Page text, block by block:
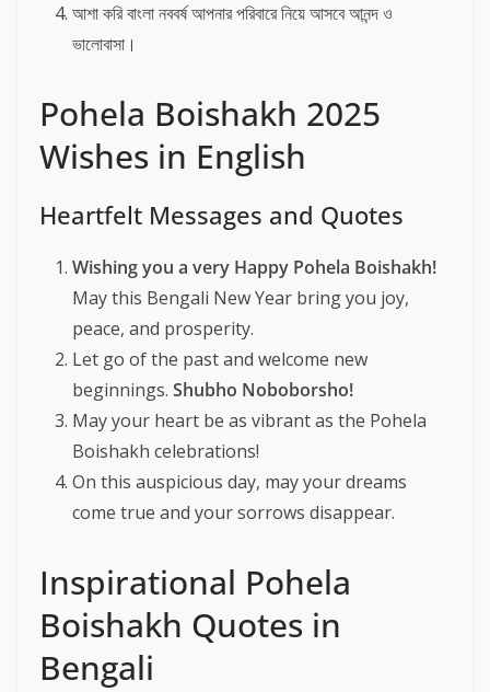
আশা করি বাংলা নববর্ষ আপনার পরিবারে নিয়ে আসবে আনন্দ ও
ভালোবাসা।
Pohela Boishakh 2025
Wishes in English
Heartfelt Messages and Quotes
Wishing you a very Happy Pohela Boishakh!
May this Bengali New Year bring you joy,
peace, and prosperity.
Let go of the past and welcome new
beginnings. Shubho Noboborsho!
May your heart be as vibrant as the Pohela
Boishakh celebrations!
On this auspicious day, may your dreams
come true and your sorrows disappear.
Inspirational Pohela
Boishakh Quotes in
Bengali